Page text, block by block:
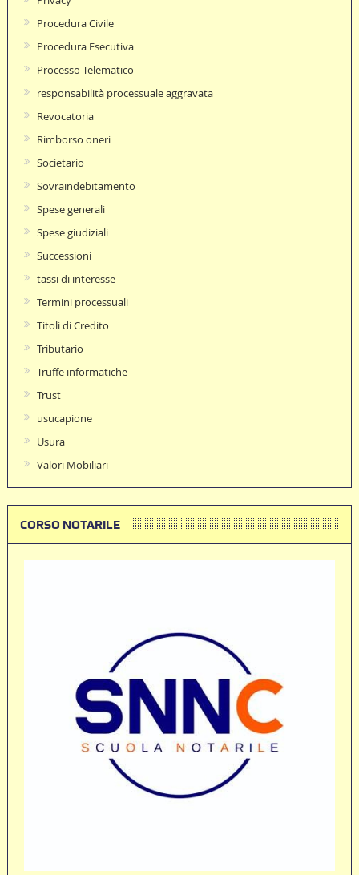
Procedura Civile
Procedura Esecutiva
Processo Telematico
responsabilità processuale aggravata
Revocatoria
Rimborso oneri
Societario
Sovraindebitamento
Spese generali
Spese giudiziali
Successioni
tassi di interesse
Termini processuali
Titoli di Credito
Tributario
Truffe informatiche
Trust
usucapione
Usura
Valori Mobiliari
CORSO NOTARILE